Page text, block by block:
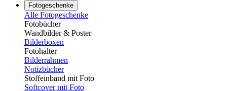
Fotogeschenke
Alle Fotogeschenke
Fotobücher
Wandbilder & Poster
Bilderboxen
Fotohalter
Bilderrahmen
Notizbücher
Stoffeinband mit Foto
Softcover mit Foto